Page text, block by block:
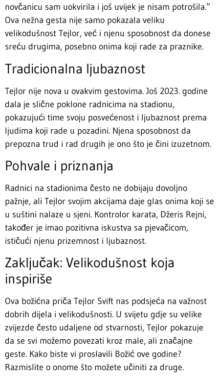
novčanicu sam uokvirila i još uvijek je nisam potrošila.”
Ova nežna gesta nije samo pokazala veliku
velikodušnost Tejlor, već i njenu sposobnost da donese
sreću drugima, posebno onima koji rade za praznike.
Tradicionalna ljubaznost
Tejlor nije nova u ovakvim gestovima. Još 2023. godine
dala je slične poklone radnicima na stadionu,
pokazujući time svoju posvećenost i ljubaznost prema
ljudima koji rade u pozadini. Njena sposobnost da
prepozna trud i rad drugih je ono što je čini izuzetnom.
Pohvale i priznanja
Radnici na stadionima često ne dobijaju dovoljno
pažnje, ali Tejlor svojim akcijama daje glas onima koji se
u suštini nalaze u sjeni. Kontrolor karata, Džeris Rejni,
također je imao pozitivna iskustva sa pjevačicom,
ističući njenu prizemnost i ljubaznost.
Zaključak: Velikodušnost koja
inspiriše
Ova božićna priča Tejlor Svift nas podsjeća na važnost
dobrih dijela i velikodušnosti. U svijetu gdje su velike
zvijezde često udaljene od stvarnosti, Tejlor pokazuje
da se svi možemo povezati kroz male, ali značajne
geste. Kako biste vi proslavili Božić ove godine?
Razmislite o onome što možete učiniti za druge.